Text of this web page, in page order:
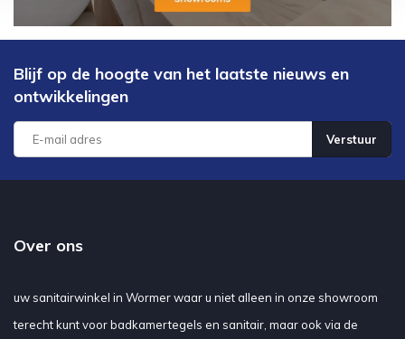
Blijf op de hoogte van het laatste nieuws en
ontwikkelingen
Verstuur
Over ons
uw sanitairwinkel in Wormer waar u niet alleen in onze showroom
terecht kunt voor badkamertegels en sanitair, maar ook via de